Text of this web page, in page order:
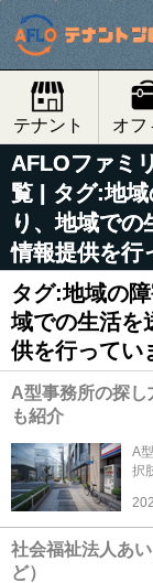
テナント オフ
AFLOファミ
覧 | タグ:地
り、地域での
情報提供を行
タグ:地域の
域での生活を
供を行ってい
A型事務所の探し
も紹介
A
択
社会福祉法人あ
ど）